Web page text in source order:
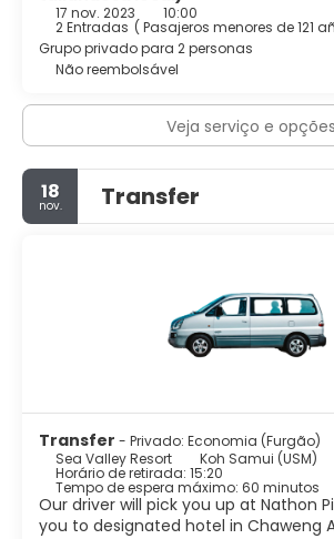
17 nov. 2023 10:00
2 Entradas ( Pasajeros menores de 121
Grupo privado para 2 personas
Não reembolsável
Veja serviço e opções
18
nov. Transfer
Transfer - Privado: Economia (Furgão)
Sea Valley Resort
Koh Samui (USM)
Horário de retirada: 15:20
Tempo de espera máximo: 60 minutos
Our driver will pick you up at Nathon
you to designated hotel in Chaweng